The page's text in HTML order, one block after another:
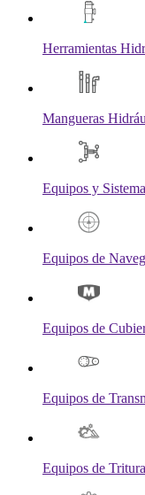
Herramientas
Mangueras
Equipos y
Equipos de
Equipos de
Equipos de
Equipos de